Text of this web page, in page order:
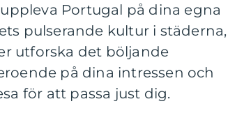
Portugal på dina egna
pulserande kultur i städerna,
utforska det böljande
på dina intressen och
för att passa just dig.